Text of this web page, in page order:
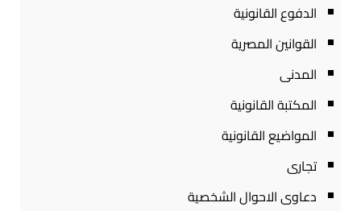
الدفوع القانونية
القوانين المصرية
المدنى
المكتبة القانونية
المواضيع القانونية
تجارى
دعاوى الاحوال الشخصية